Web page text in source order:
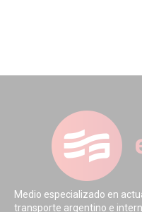
Medio especializado en
transporte argentino e